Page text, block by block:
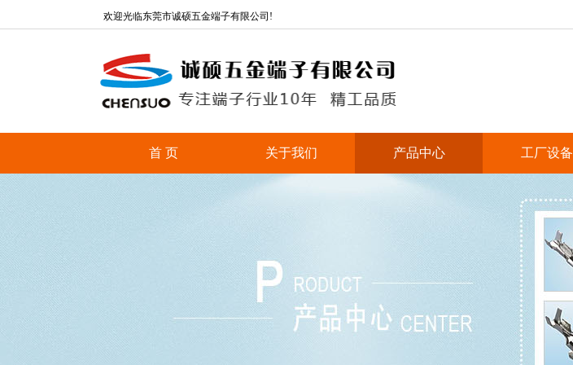
欢迎光临东莞市诚硕五金端子有限公司!
首 页 关于我们 产品中心 工厂设备